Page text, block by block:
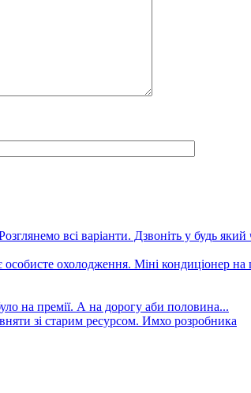
всі варіанти. Дзвоніть у будь який
охолодження. Міні кондиціонер
на премії. А на дорогу аби половина...
зi старим ресурсом. Имхо розробника